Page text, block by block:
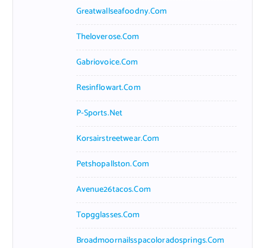
Greatwallseafoodny.com
Theloverose.com
Gabriovoice.com
Resinflowart.com
P-Sports.net
Korsairstreetwear.com
Petshopallston.com
Avenue26tacos.com
Topgglasses.com
Broadmoornailsspacoloradosprings.com